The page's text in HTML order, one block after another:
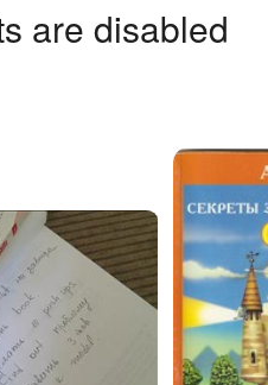
are disabled